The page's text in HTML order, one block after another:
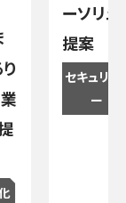
ーソリュ
提案
セキュリティ